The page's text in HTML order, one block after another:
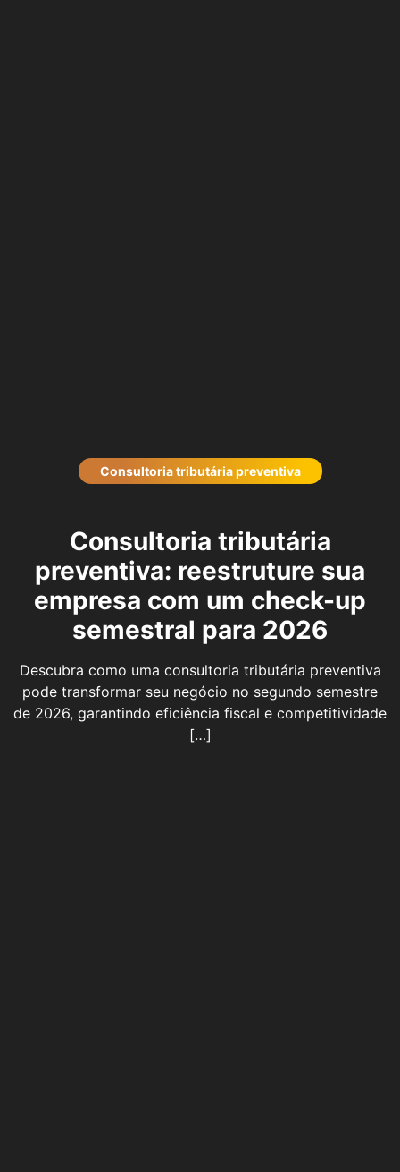
Consultoria tributária preventiva
Consultoria tributária
preventiva: reestruture sua
empresa com um check-up
semestral para 2026
Descubra como uma consultoria tributária preventiva
pode transformar seu negócio no segundo semestre
de 2026, garantindo eficiência fiscal e competitividade
[…]